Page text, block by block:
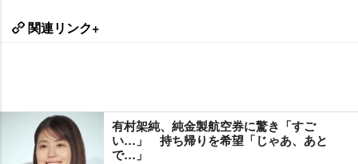
関連リンク+
有村架純、純金製航空券に驚き「すご
い…」 持ち帰りを希望「じゃあ、あと
で…」